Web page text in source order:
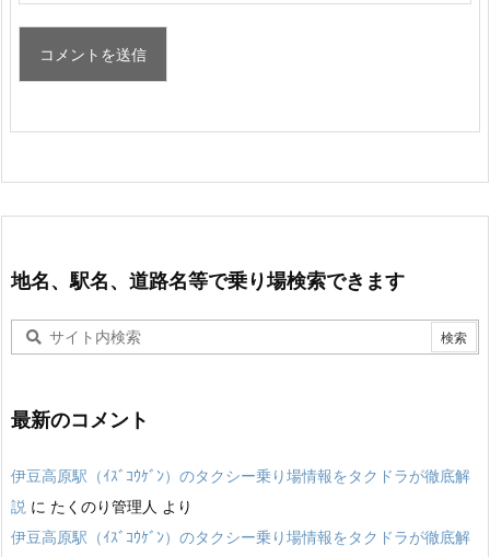
地名、駅名、道路名等で乗り場検索できます
最新のコメント
伊豆高原駅（ｲｽﾞｺｳｹﾞﾝ）のタクシー乗り場情報をタクドラが徹底解
説 に たくのり管理人 より
伊豆高原駅（ｲｽﾞｺｳｹﾞﾝ）のタクシー乗り場情報をタクドラが徹底解